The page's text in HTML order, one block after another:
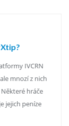
IVCRN
mnozí z nich
hráče
jejich peníze